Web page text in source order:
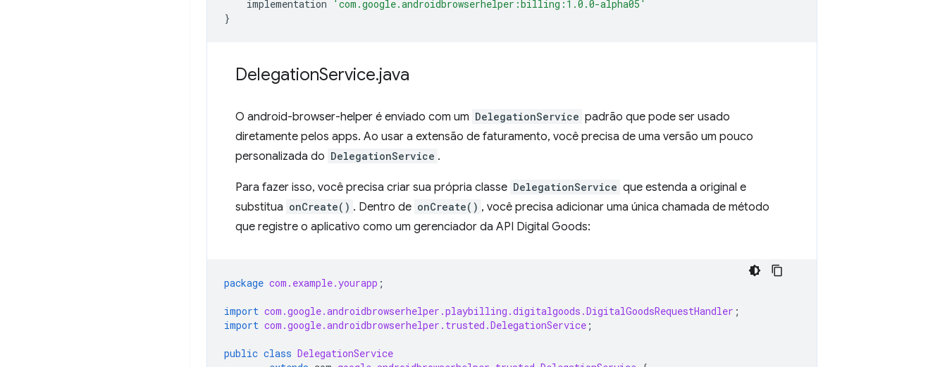
implementation
'com.google.androidbrowserhelper:billing:1.0.0-alpha05'
}
DelegationService.java
O android-browser-helper é enviado com um DelegationService padrão que pode ser usado
diretamente pelos apps. Ao usar a extensão de faturamento, você precisa de uma versão um pouco
personalizada do DelegationService .
Para fazer isso, você precisa criar sua própria classe DelegationService que estenda a original e
substitua onCreate() . Dentro de onCreate() , você precisa adicionar uma única chamada de método
que registre o aplicativo como um gerenciador da API Digital Goods:
package com.example.yourapp ;
import com.google.androidbrowserhelper.playbilling.digitalgoods.DigitalGoodsRequestHandler ;
import com.google.androidbrowserhelper.trusted.DelegationService ;
public class DelegationService